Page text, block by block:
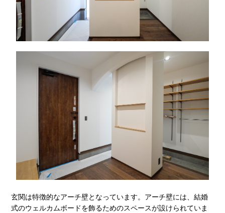
玄関は特徴的なアーチ壁となっています。アーチ壁には、結婚
式のウェルカムボードを飾るためのスペースが設けられていま